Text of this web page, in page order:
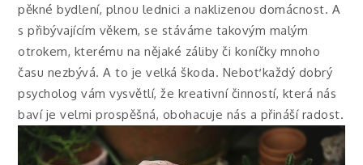
pěkné bydlení, plnou lednici a naklizenou domácnost. A
s přibývajícím věkem, se stáváme takovým malým
otrokem, kterému na nějaké záliby či koníčky mnoho
času nezbývá. A to je velká škoda. Neboť každý dobrý
psycholog vám vysvětlí, že kreativní činností, která nás
baví je velmi prospěšná, obohacuje nás a přináší radost.